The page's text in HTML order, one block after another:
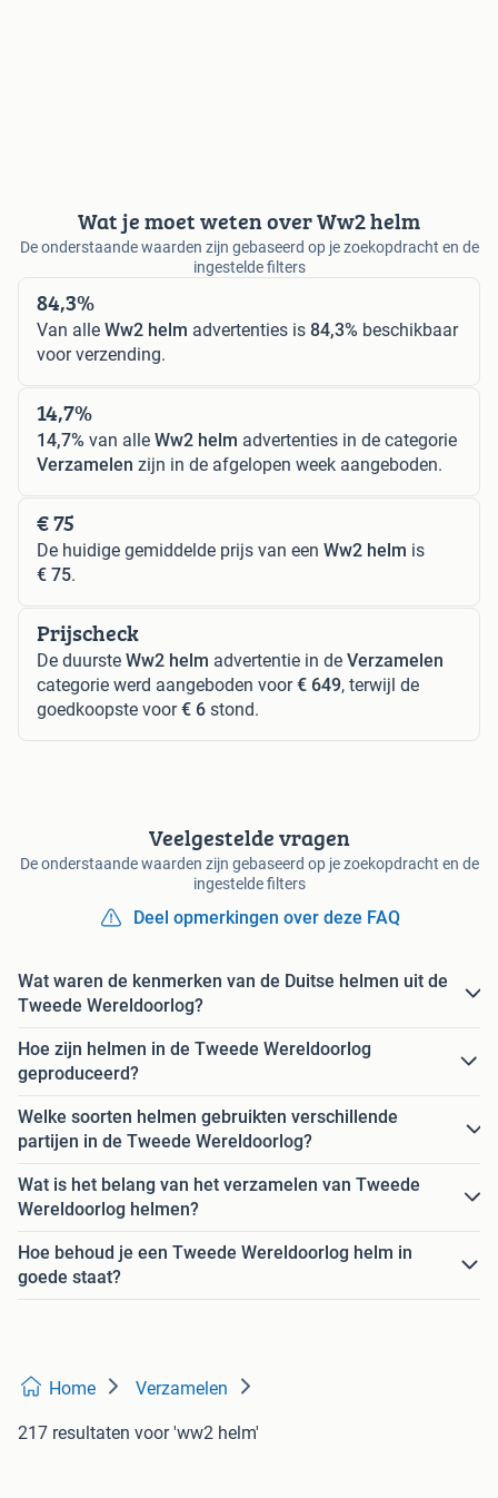
Wat je moet weten over Ww2 helm
De onderstaande waarden zijn gebaseerd op je zoekopdracht en de
ingestelde filters
84,3%
Van alle Ww2 helm advertenties is 84,3% beschikbaar
voor verzending.
14,7%
14,7% van alle Ww2 helm advertenties in de categorie
Verzamelen zijn in de afgelopen week aangeboden.
€ 75
De huidige gemiddelde prijs van een Ww2 helm is
€ 75.
Prijscheck
De duurste Ww2 helm advertentie in de Verzamelen
categorie werd aangeboden voor€ 649, terwijl de
goedkoopste voor€ 6 stond.
Veelgestelde vragen
De onderstaande waarden zijn gebaseerd op je zoekopdracht en de
ingestelde filters
Deel opmerkingen over deze FAQ
Wat waren de kenmerken van de Duitse helmen uit de
Tweede Wereldoorlog?
Hoe zijn helmen in de Tweede Wereldoorlog
geproduceerd?
Welke soorten helmen gebruikten verschillende
partijen in de Tweede Wereldoorlog?
Wat is het belang van het verzamelen van Tweede
Wereldoorlog helmen?
Hoe behoud je een Tweede Wereldoorlog helm in
goede staat?
Home Verzamelen
217 resultaten voor 'ww2 helm'